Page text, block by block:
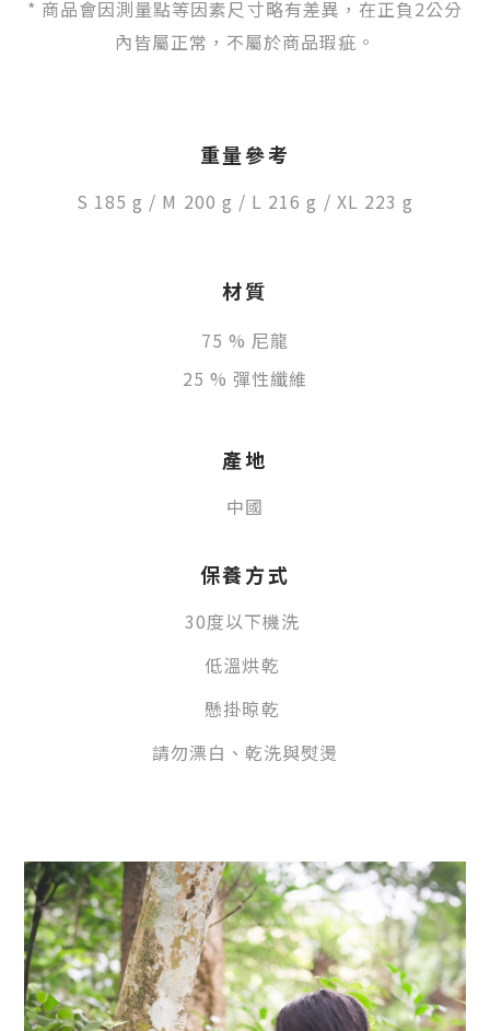
* 商品會因測量點等因素尺寸略有差異，在正負2公分
內皆屬正常，不屬於商品瑕疵。
重量參考
S 185 g / M 200 g / L 216 g / XL 223 g
材質
75 % 尼龍
25 % 彈性纖維
產地
中國
保養方式
30度以下機洗
低溫烘乾
懸掛晾乾
請勿漂白、 乾洗與熨燙